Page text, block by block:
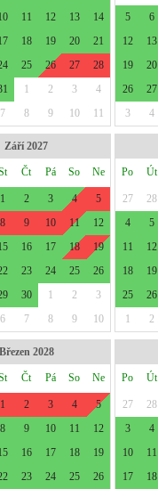
11 12 13
14
18 19 20
21
25 26 27
28
1 2 3
4
7 8 9 10 11
5
6
12
13
19
20
26
27
3
4
Září 2027
Čt Pá So Ne
1 2 3 4
5
8 9 10 11
12
16 17 18
19
23 24 25
26
30 1 2
3
6 7 8 9 10
Po Út
27 28
4
5
11
12
18
19
25
26
1
2
Březen 2028
Čt Pá So Ne
1 2 3 4
5
8 9 10 11
12
16 17 18
19
23 24 25 26
Po Út
27 28
3
4
10
11
17
18